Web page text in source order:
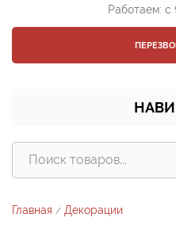
Работаем:
Главная / Декорации